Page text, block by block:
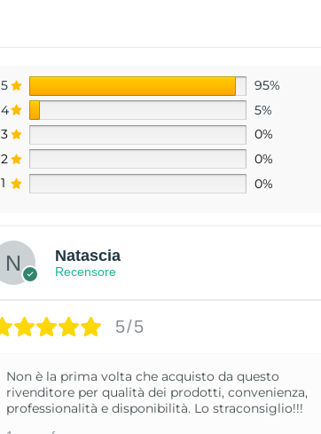
5
95%
4
5%
3
0%
2
0%
1
0%
Natascia
Recensore
5/5
Non è la prima volta che acquisto da questo
rivenditore per qualità dei prodotti, convenienza,
professionalità e disponibilità. Lo straconsiglio!!!